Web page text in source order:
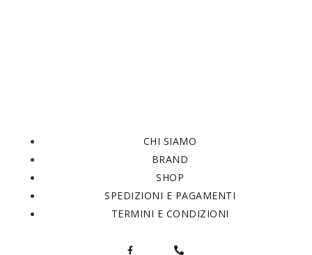
CHI SIAMO
BRAND
SHOP
SPEDIZIONI E PAGAMENTI
TERMINI E CONDIZIONI